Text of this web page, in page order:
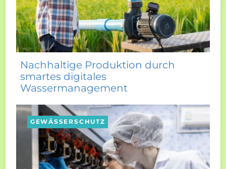
Nachhaltige Produktion durch
smartes digitales
Wassermanagement
GEWÄSSERSCHUTZ